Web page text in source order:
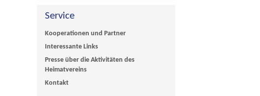
Service
Kooperationen und Partner
Interessante Links
Presse über die Aktivitäten des
Heimatvereins
Kontakt